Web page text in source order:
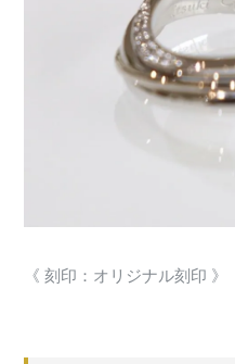
《 刻印：オリジナル刻印 》